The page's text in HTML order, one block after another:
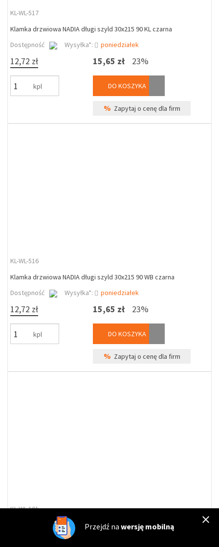
KL-WL-517
Klamka drzwiowa NADIA długi szyld 30x215 90 KL czarna
Dostępność
Wysyłka*: poniedziałek
12,72 zł
kpl
15,65 zł 23%
DO KOSZYKA
% Zapytaj o cenę dla firm
KL-WL-516
Klamka drzwiowa NADIA długi szyld 30x215 90 WB czarna
Dostępność
Wysyłka*: poniedziałek
12,72 zł
kpl
15,65 zł 23%
DO KOSZYKA
% Zapytaj o cenę dla firm
KL-WL-101
Klamka drzwiowa D2 GIĘTA z tarczką okrągłą biała
Wysyłka*:
Przejdź na wersję mobilną